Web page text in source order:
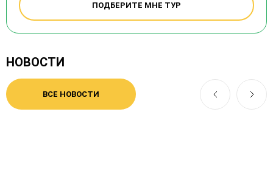
ПОДБЕРИТЕ МНЕ ТУР
НОВОСТИ
ВСЕ НОВОСТИ